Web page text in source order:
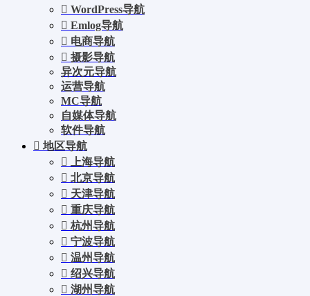
WordPress导航
Emlog导航
电商导航
摄影导航
异次元导航
运营导航
MC导航
自媒体导航
软件导航
地区导航
上海导航
北京导航
天津导航
重庆导航
杭州导航
宁波导航
温州导航
绍兴导航
湖州导航